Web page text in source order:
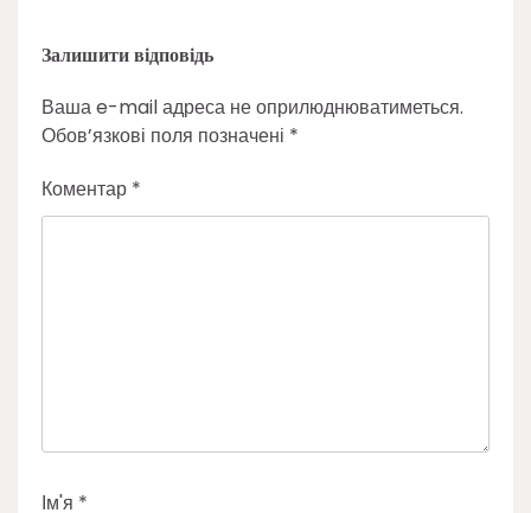
Залишити відповідь
Ваша e-mail адреса не оприлюднюватиметься.
Обов’язкові поля позначені *
Коментар *
Ім'я *